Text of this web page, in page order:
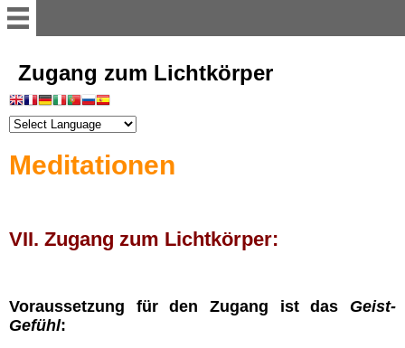
Willkommen
Register
Vorwort
Dimensionen
Zugang zum Lichtkörper
Meditationen
VII. Zugang zum Lichtkörper:
Voraussetzung für den Zugang ist das Geist-
Gefühl: